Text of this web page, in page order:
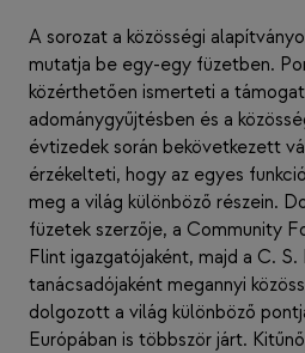
A sorozat a közösségi
mutatja be egy-egy füzetben.
közérthetően ismerteti a
adománygyűjtésben és a
évtizedek során bekövetkezett
érzékelteti, hogy az egyes
meg a világ különböző részein.
füzetek szerzője, a Community
Flint igazgatójaként, majd a C.
tanácsadójaként megannyi
dolgozott a világ különböző
Európában is többször járt.